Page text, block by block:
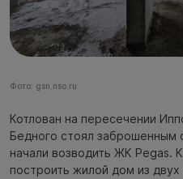
Фото: gsn.nso.ru
Котлован на пересечении
Бедного стоял заброшенным
начали возводить ЖК Pegas.
построить жилой дом из